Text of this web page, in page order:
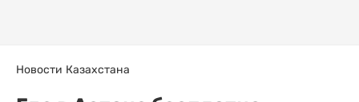
Новости Казахстана